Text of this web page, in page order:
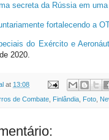
secreta da Rússia em
fortalecendo a
do Exército e
2020.
at 13:08
de Combate Finlândia Foto